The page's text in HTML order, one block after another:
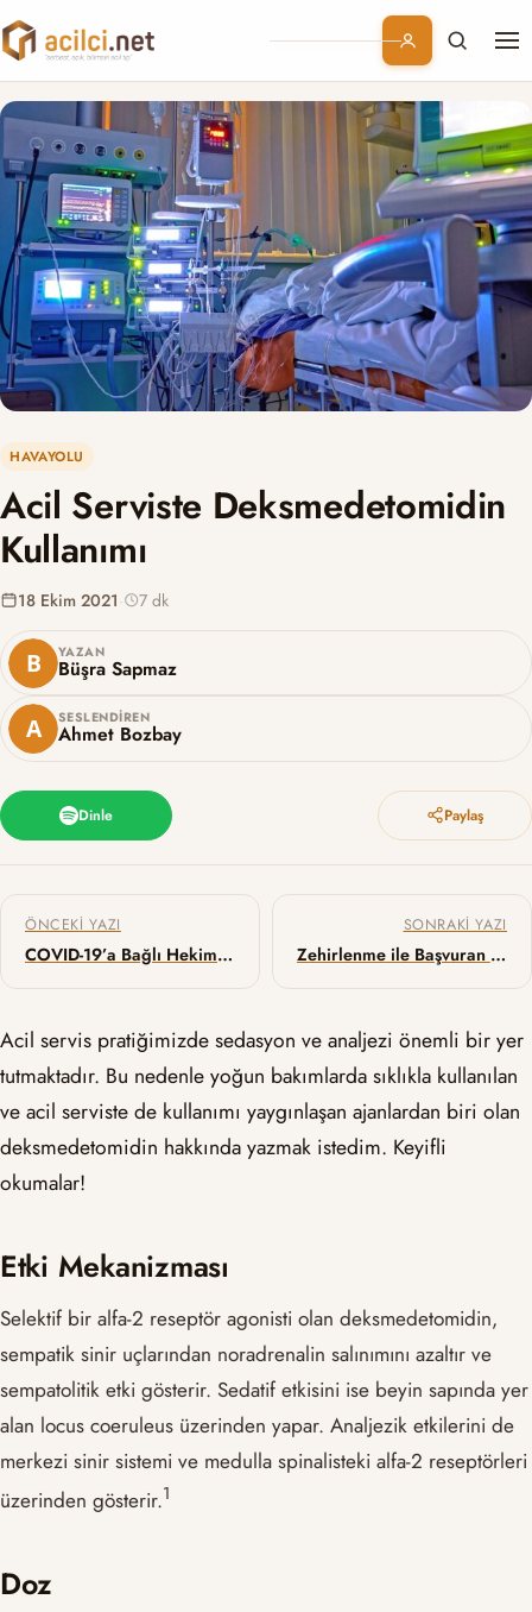
Branşlar
Kurumsal
Abonelik
HAVAYOLU
Acil Serviste Deksmedetomidin
Kullanımı
YAZAN
Büşra Sapmaz
SESLENDIREN
Ahmet Bozbay
18 Ekim 2021· 7 dk
Dinle Paylaş
Yazı gezinmesi
ÖNCEKI YAZI
COVID-19’a Bağlı Hekim Ölümleri ve Aşılamanın Etkisi
SONRAKI YAZI
Zehirlenme ile Başvuran Hastalarda Dekontaminasyon Yöntemleri
Acil servis pratiğimizde sedasyon ve analjezi önemli bir yer
tutmaktadır. Bu nedenle yoğun bakımlarda sıklıkla kullanılan
ve acil serviste de kullanımı yaygınlaşan ajanlardan biri olan
deksmedetomidin hakkında yazmak istedim. Keyifli
okumalar!
Etki Mekanizması
Selektif bir alfa-2 reseptör agonisti olan deksmedetomidin,
sempatik sinir uçlarından noradrenalin salınımını azaltır ve
sempatolitik etki gösterir. Sedatif etkisini ise beyin sapında yer
alan locus coeruleus üzerinden yapar. Analjezik etkilerini de
merkezi sinir sistemi ve medulla spinalisteki alfa-2 reseptörleri
üzerinden gösterir.​1​
Doz